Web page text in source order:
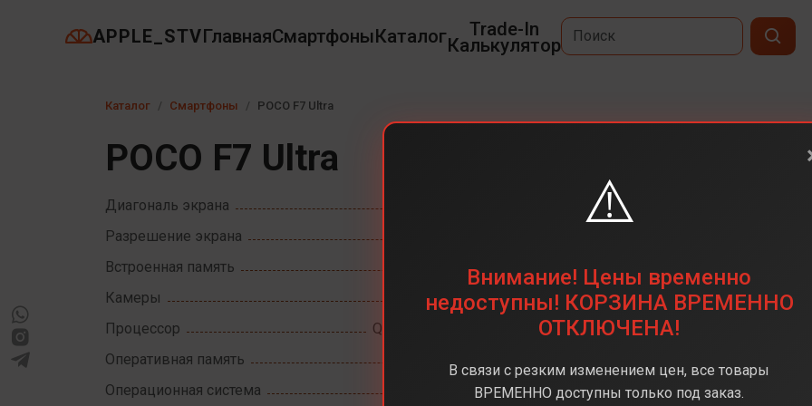
APPLE_STVГлавнаяСмартфоныКаталог Trade-In
Калькулятор
Каталог Смартфоны POCO F7 Ultra
POCO F7 Ultra
Диагональ экрана
Разрешение экрана
Встроенная память
Камеры
50 Мп
Процессор
Qualcomm Snapdragon 8 Elite
Оперативная память
Операционная система
Android 14
⚠️
Внимание! Цены временно
недоступны! КОРЗИНА ВРЕМЕННО
ОТКЛЮЧЕНА!
В связи с резким изменением цен, все товары
ВРЕМЕННО доступны только под заказ.